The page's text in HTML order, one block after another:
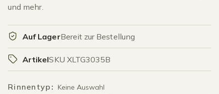
und mehr.
Auf LagerBereit zur Bestellung
ArtikelSKU XLTG3035B
Rinnentyp : Keine Auswahl